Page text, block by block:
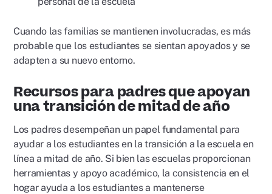
Cuando las familias se mantienen involucradas, es más
probable que los estudiantes se sientan apoyados y se
adapten a su nuevo entorno.
Recursos para padres que apoyan
una transición de mitad de año
Los padres desempeñan un papel fundamental para
ayudar a los estudiantes en la transición a la escuela en
línea a mitad de año. Si bien las escuelas proporcionan
herramientas y apoyo académico, la consistencia en el
hogar ayuda a los estudiantes a mantenerse